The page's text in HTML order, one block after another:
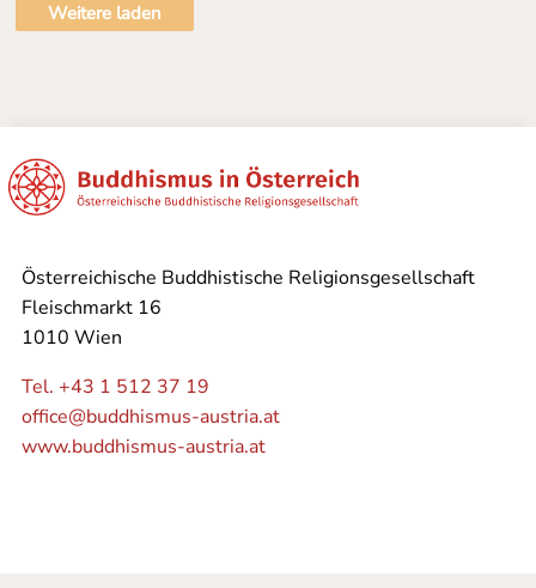
Weitere laden
Österreichische Buddhistische Religionsgesellschaft
Fleischmarkt 16
1010 Wien
Tel. +43 1 512 37 19
office@buddhismus-austria.at
www.buddhismus-austria.at